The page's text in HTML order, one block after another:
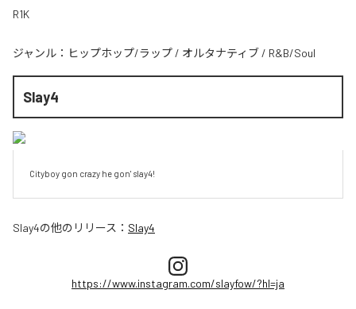
R1K
ジャンル： ヒップホップ/ラップ / オルタナティブ / R&B/Soul
Slay4
Cityboy gon crazy he gon' slay4!
Slay4の他のリリース： Slay4
https://www.instagram.com/slayfow/?hl=ja